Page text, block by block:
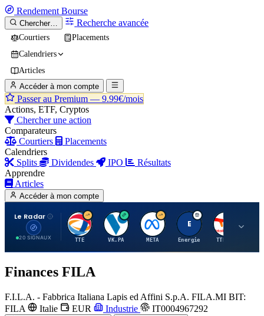
Rendement Bourse
Chercher… Recherche avancée
Courtiers
Placements
Calendriers
Articles
Accéder à mon compte
Passer au Premium — 9.99€/mois
Actions, ETF, Cryptos
Chercher une action
Comparateurs
Courtiers
Placements
Calendriers
Splits
Dividendes IPO
Résultats
Apprendre
Articles
Accéder à mon compte
Le Radar
20 SIGNAUX
T
TTE
V
VK.PA
M
META
E
Energie
T
TTE.PA
Finances FILA
F.I.L.A. - Fabbrica Italiana Lapis ed Affini S.p.A. FILA.MI BIT:
FILA
Italie EUR Industrie IT0004967292